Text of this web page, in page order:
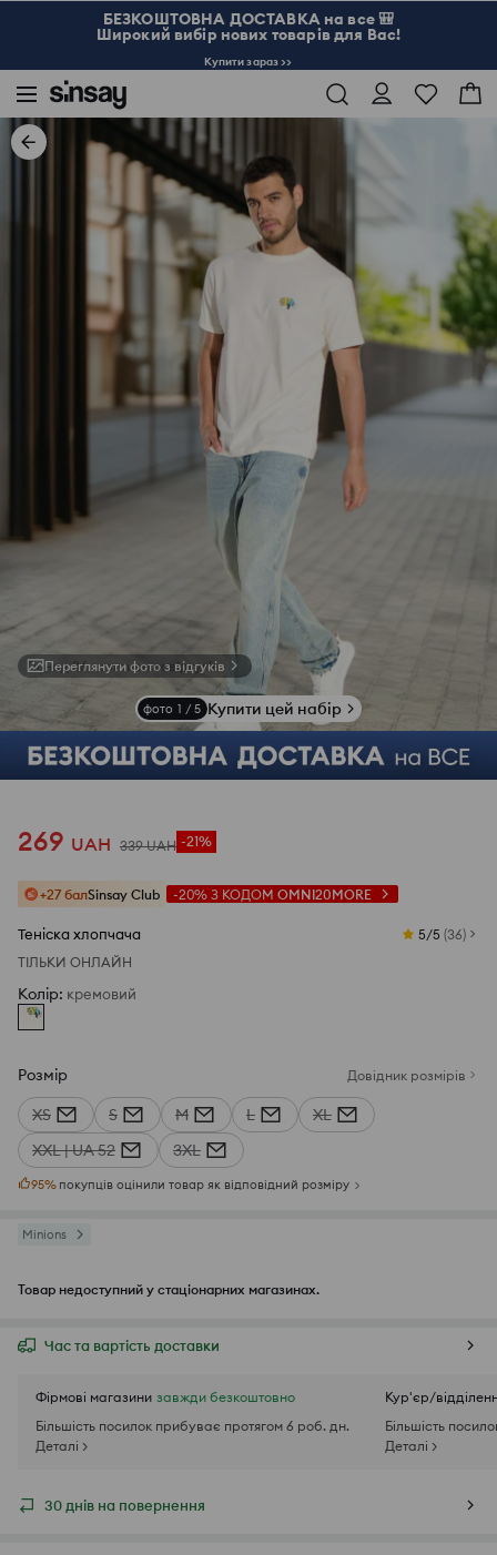
БЕЗКОШТОВНА ДОСТАВКА на все 🎒
Широкий вибір нових товарів для Вас!
Купити зараз >>
Переглянути фото з відгуків
фото 1 / 5 Купити цей набір
269 UAH 339 UAH -21%
+27 балSinsay Club -20% З КОДОМ OMNI20MORE
Теніска хлопчача 5/5 (36)
ТІЛЬКИ ОНЛАЙН
Колір: кремовий
Розмір Довідник розмірів
XS S M L
XL
XXL | UA 52
3XL
95% покупців оцінили товар як відповідний розміру
Minions
Товар недоступний у стаціонарних магазинах.
Час та вартість доставки
Фірмові магазини завжди безкоштовно
Більшість посилок прибуває протягом 6 роб. дн.
Деталі >
Кур'єр/
Більшість
Деталі >
30 днів на повернення